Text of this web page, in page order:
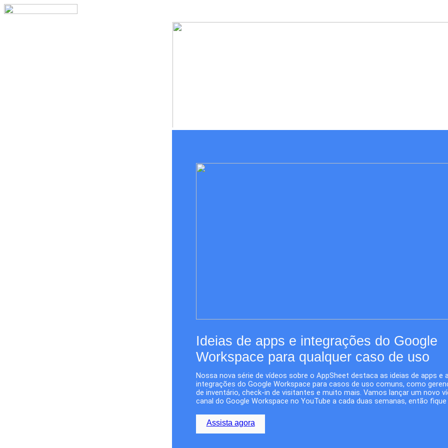
Ideias de apps e integrações do Google
Workspace para qualquer caso de uso
Nossa nova série de vídeos sobre o AppSheet destaca as ideias de apps e
integrações do Google Workspace para casos de uso comuns, como
de inventário, check-in de visitantes e muito mais. Vamos lançar um novo
canal do Google Workspace no YouTube a cada duas semanas, então fique
Assista agora